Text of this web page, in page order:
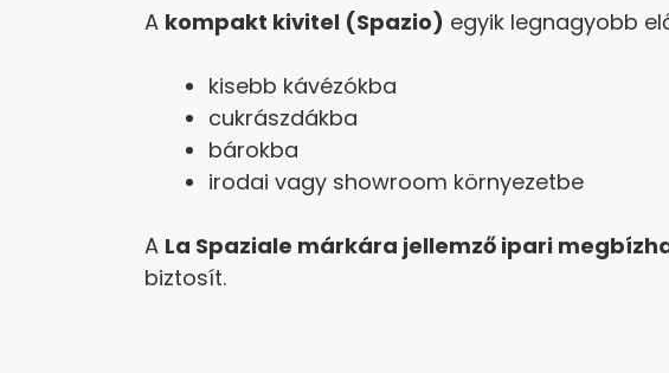
A kompakt kivitel (Spazio) egyik legnagyobb
kisebb kávézókba
cukrászdákba
bárokba
irodai vagy showroom környezetbe
A La Spaziale márkára jellemző ipari
biztosít.